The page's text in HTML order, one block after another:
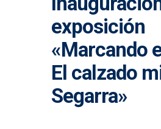
exposición
«Marcando
El calzado
Segarra»